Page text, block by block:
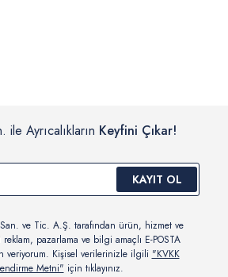
ile Ayrıcalıkların Keyfini Çıkar!
KAYIT OL
San. ve Tic. A.Ş. tarafından ürün, hizmet ve
pazarlama ve bilgi amaçlı E-POSTA
veriyorum. Kişisel verilerinizle ilgili "KVKK
Metni" için tıklayınız.